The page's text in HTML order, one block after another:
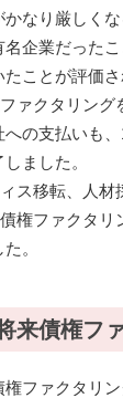
なり厳しく
名企業だった
ことが評価
ァクタリング
の支払いも
ました。
ス移転、人材
権ファクタ
。
来債権フ
権ファクタリ